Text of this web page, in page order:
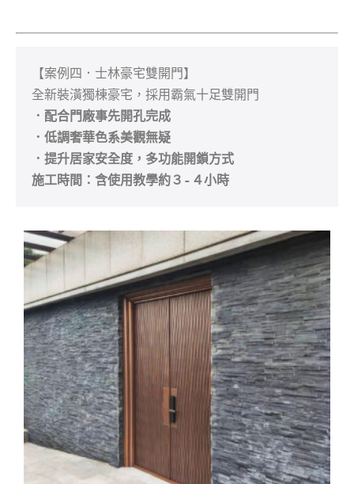
【案例四．士林豪宅雙開門】
．配合門廠事先開孔完成
．低調奢華色系美觀無疑
．提升居家安全度，多功能開鎖方式
施工時間：含使用教學約３-４小時